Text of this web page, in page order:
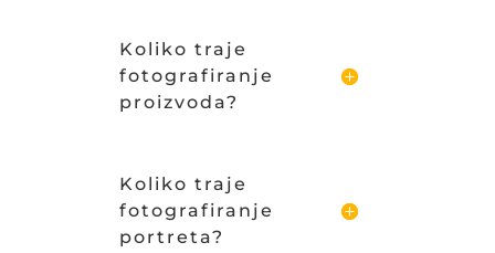
Koliko traje
fotografiranje
proizvoda?
Koliko traje
fotografiranje
portreta?